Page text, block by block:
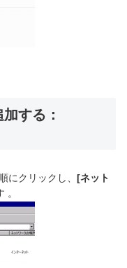
する：
にクリックし、 [ネット
。